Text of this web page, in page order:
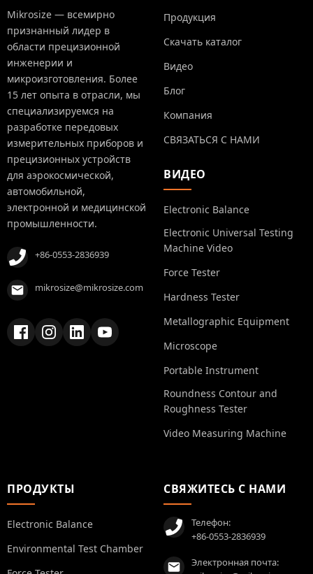
Mikrosize — всемирно
признанный лидер в
области прецизионной
инженерии и
микроизготовления. Более
15 лет опыта в отрасли, мы
специализируемся на
разработке передовых
измерительных приборов и
прецизионных устройств
для аэрокосмической,
автомобильной,
электронной и медицинской
промышленности.
+86-0553-2836939
mikrosize@mikrosize.com
Продукция
Скачать каталог
Видео
Блог
Компания
СВЯЗАТЬСЯ С НАМИ
ВИДЕО
Electronic Balance
Electronic Universal Testing
Machine Video
Force Tester
Hardness Tester
Metallographic Equipment
Microscope
Portable Instrument
Roundness Contour and
Roughness Tester
Video Measuring Machine
ПРОДУКТЫ
Electronic Balance
Environmental Test Chamber
СВЯЖИТЕСЬ С НАМИ
Телефон:
+86-0553-2836939
Электронная почта: